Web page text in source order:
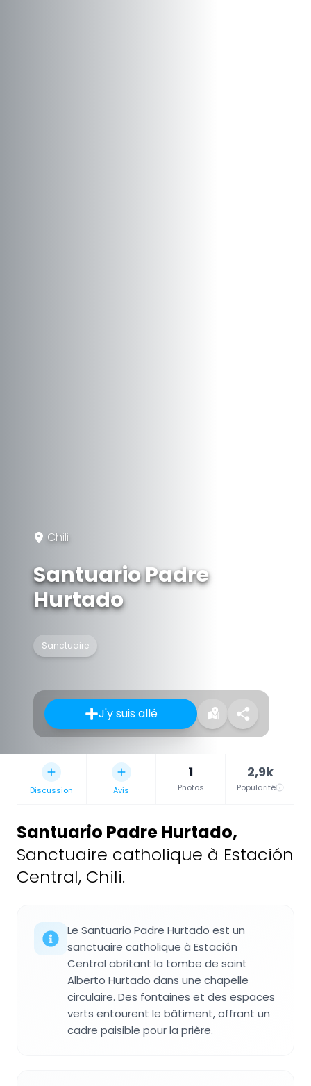
Chili
Santuario Padre
Hurtado
Sanctuaire
J'y suis allé
Discussion Avis
1
Photos
2,9k
Popularité
Santuario Padre Hurtado,
Sanctuaire catholique à Estación
Central, Chili.
Le Santuario Padre Hurtado est un
sanctuaire catholique à Estación
Central abritant la tombe de saint
Alberto Hurtado dans une chapelle
circulaire. Des fontaines et des espaces
verts entourent le bâtiment, offrant un
cadre paisible pour la prière.